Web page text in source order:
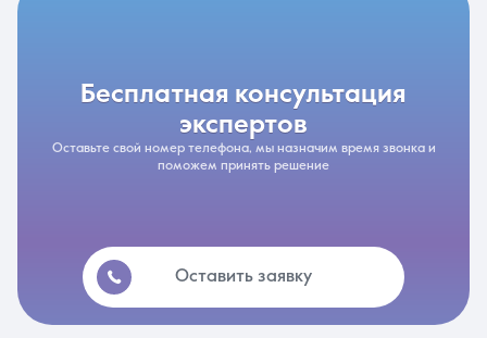
бесплатная консультация
экспертов
Оставьте свой номер телефона, мы назначим время звонка и
поможем принять решение
Оставить заявку